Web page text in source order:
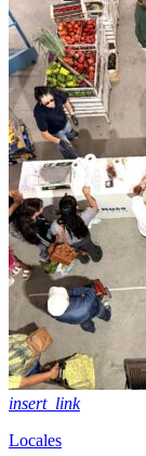
insert_link
Locales